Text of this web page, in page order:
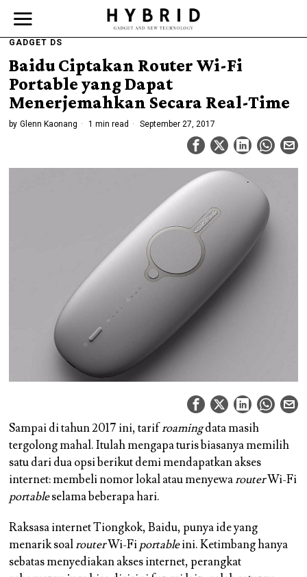
GADGET DS
Baidu Ciptakan Router Wi-Fi
Portable yang Dapat
Menerjemahkan Secara Real-Time
by Glenn Kaonang 1 min read September 27, 2017
Sampai di tahun 2017 ini, tarifroamingdata masih
tergolong mahal. Itulah mengapa turis biasanya memilih
satu dari dua opsi berikut demi mendapatkan akses
internet: membeli nomor lokal atau menyewarouterWi-Fi
portableselama beberapa hari.
Raksasa internet Tiongkok, Baidu, punya ide yang
menarik soalrouterWi-Fiportableini. Ketimbang hanya
sebatas menyediakan akses internet, perangkat